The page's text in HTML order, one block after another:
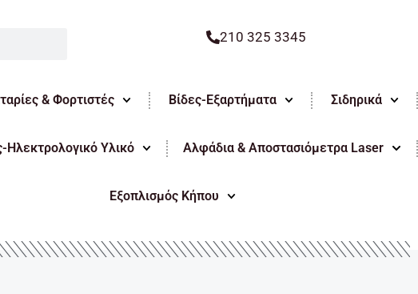
210 325 3345
& Φορτιστές Βίδες-Εξαρτήματα Σιδηρικά
Ηλεκτρολογικό Υλικό Αλφάδια & Αποστασιόμετρα Laser
Εξοπλισμός Κήπου